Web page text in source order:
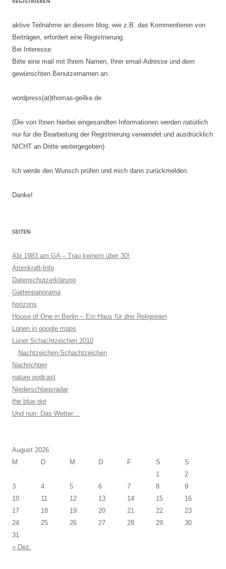
aktive Teilnahme an diesem blog, wie z.B. das Kommentieren von
Beiträgen, erfordert eine Registrierung.
Bei Interesse:
Bitte eine mail mit Ihrem Namen, Ihrer email-Adresse und dem
gewünschten Benutzernamen an:
wordpress(at)thomas-geilke.de
(Die von Ihnen hierbei eingesandten Informationen werden natürlich
nur für die Bearbeitung der Registrierung verwendet und ausdrücklich
NICHT an Dritte weitergegeben)
Ich werde den Wunsch prüfen und mich dann zurückmelden.
Danke!
SEITEN
Abi 1983 am GA – Trau keinem über 30!
Atomkraft-Info
Datenschutzerklärung
Gartenpanorama
horizons
House of One in Berlin – Ein Haus für drei Religionen
Lünen in google maps
Lüner Schachtzeichen 2010
Nachtzeichen-Schachtzeichen
Nachrichten
nature podcast
Niederschlagsradar
the blue dot
Und nun: Das Wetter…
August 2026
M
D M D F S
S
1
2
3
4 5 6 7 8
9
10
11 12 13 14 15
16
17
18 19 20 21 22
23
24
25 26 27 28 29
30
31
« Dez.